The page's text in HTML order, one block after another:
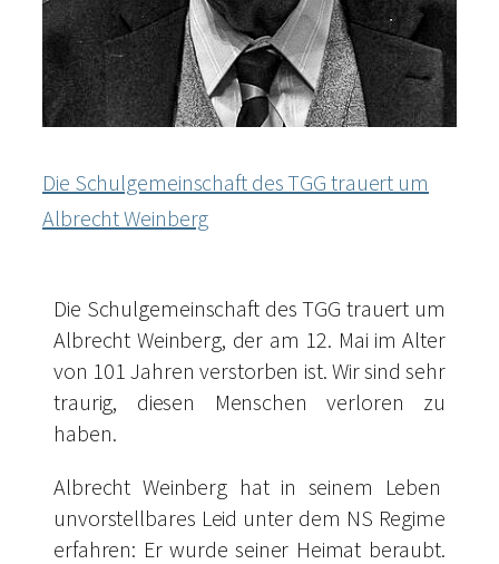
Die Schulgemeinschaft des TGG trauert um
Albrecht Weinberg
Die Schulgemeinschaft des TGG trauert um
Albrecht Weinberg, der am 12. Mai im Alter
von 101 Jahren verstorben ist. Wir sind sehr
traurig, diesen Menschen verloren zu
haben.
Albrecht Weinberg hat in seinem Leben
unvorstellbares Leid unter dem NS Regime
erfahren: Er wurde seiner Heimat beraubt.